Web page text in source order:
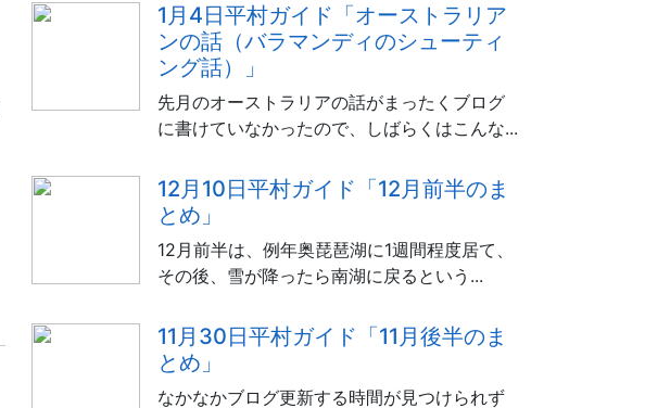
1月4日平村ガイド「オーストラリア
ンの話（バラマンディのシューティ
ング話）」
先月のオーストラリアの話がまったくブログ
に書けていなかったので、しばらくはこんな...
12月10日平村ガイド「12月前半のま
とめ」
12月前半は、例年奥琵琶湖に1週間程度居て、
その後、雪が降ったら南湖に戻るという...
11月30日平村ガイド「11月後半のま
とめ」
なかなかブログ更新する時間が見つけられず